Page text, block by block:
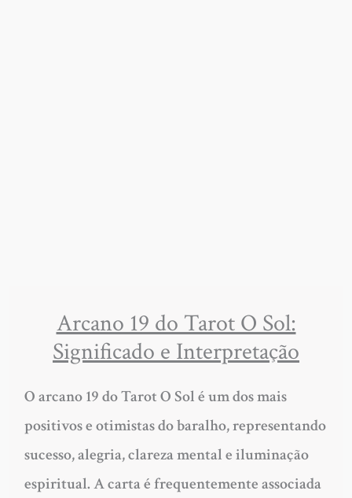
Arcano 19 do Tarot O Sol:
Significado e Interpretação
O arcano 19 do Tarot O Sol é um dos mais
positivos e otimistas do baralho, representando
sucesso, alegria, clareza mental e iluminação
espiritual. A carta é frequentemente associada